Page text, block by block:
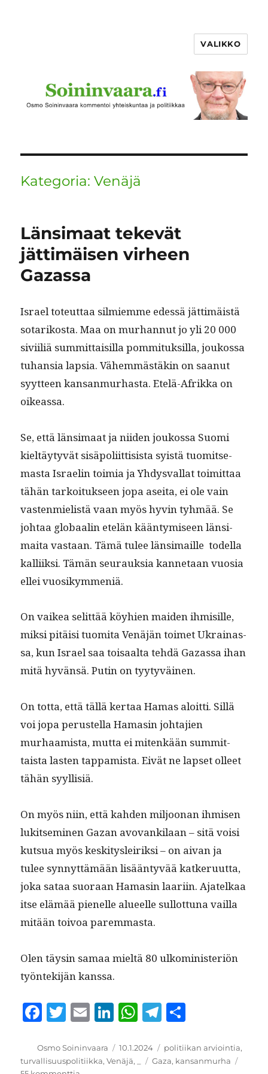
VALIKKO
Kategoria:Venäjä
Länsimaat tekevät
jättimäisen virheen
Gazassa
Israel toteut­taa silmiemme edessä jät­timäistä
sotarikos­ta. Maa on murhan­nut jo yli 20 000
sivi­il­iä sum­mit­taisil­la pom­mi­tuk­sil­la, joukos­sa
tuhan­sia lap­sia. Vähem­mästäkin on saanut
syyt­teen kansan­murhas­ta. Etelä-Afrik­ka on
oikeassa.
Se, että län­si­maat ja niiden joukos­sa Suo­mi
kieltäy­tyvät sisäpoli­it­ti­sista syistä tuomit­se­
mas­ta Israelin toimia ja Yhdys­val­lat toimit­taa
tähän tarkoituk­seen jopa asei­ta, ei ole vain
vas­ten­mielistä vaan myös hyvin tyh­mää. Se
johtaa globaalin etelän kään­tymiseen län­si­
mai­ta vas­taan. Tämä tulee län­si­maille todel­la
kalli­ik­si. Tämän seu­rauk­sia kan­netaan vuosia
ellei vuosikymmeniä.
On vaikea selit­tää köy­hien maid­en ihmisille,
mik­si pitäisi tuomi­ta Venäjän toimet Ukrainas­
sa, kun Israel saa toisaal­ta tehdä Gazas­sa ihan
mitä hyvän­sä. Putin on tyytyväinen.
On tot­ta, että täl­lä ker­taa Hamas aloit­ti. Sil­lä
voi jopa perustel­la Hamasin johta­jien
murhaamista, mut­ta ei mitenkään sum­mit­
taista las­ten tap­pamista. Eivät ne lapset olleet
tähän syyllisiä.
On myös niin, että kah­den miljoo­nan ihmisen
luk­it­sem­i­nen Gazan avo­vanki­laan – sitä voisi
kut­sua myös keski­tysleirik­si – on aivan ja
tulee syn­nyt­tämään lisään­tyvää katkeru­ut­ta,
joka sataa suo­raan Hamasin laari­in. Ajatelkaa
itse elämää pienelle alueelle sul­lot­tuna vail­la
mitään toivoa paremmasta.
Olen täysin samaa mieltä 80 ulko­min­is­ter­iön
työn­tek­i­jän kanssa.
F
c
T
it
E
ai
Li
k
W
at
T
e a
Kirjoittaja
Osmo Soininvaara Julkaistu
10.1.2024 Kategoriat
politiikan arviointia,
turvallisuuspolitiikka,Venäjä, Avainsanat
Gaza, kansanmurha